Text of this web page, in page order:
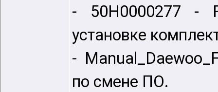
- 50H0000277 -
установке
-
по смене ПО.